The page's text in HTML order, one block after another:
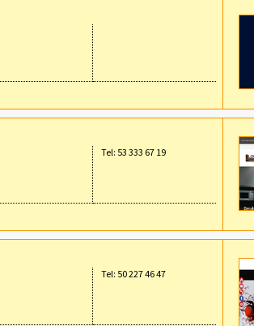
Tel: 53 333 67 19
Tel: 50 227 46 47